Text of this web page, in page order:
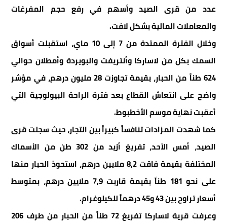
عدد من قرى الصيد وأسهم في رفع حجم المفرغات
والمعاملات المالية بشكل لافت.
وخلال الفترة الممتدة من 7 إلى 10 ماي، استقبلت أسواق
السمك بكل من لاساركا وأنتريفت والبويردة وأمطلان حوالي
624 طناً من الحبار، بقيمة تجاوزت 28 مليون درهم، في مؤشر
واضح على انتعاش القطاع بعد فترة الراحة البيولوجية التي
أعقبت نهاية موسم الأخطبوط.
كما شهدت المزادات تنافساً كبيراً بين التجار، حيث سجلت قرى
الصيد، أمس الأحد، تفريغ أزيد من 302 طن من الأسماك
المختلفة بقيمة فاقت 8,2 ملايين درهم، استحوذ الحبار منها
على نحو 181 طناً بقيمة قاربت 7,9 ملايين درهم، بمتوسط
أسعار تراوح بين 43 و45 درهماً للكيلوغرام.
وعرفت قرية لاساركا تفريغ 72 طناً من الحبار من طرف 206